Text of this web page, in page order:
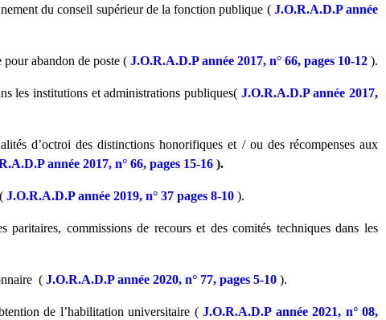
du conseil supérieur de la fonction publique ( J.O.R.A.D.P année
abandon de poste ( J.O.R.A.D.P année 2017, n° 66, pages 10-12 ).
les institutions et administrations publiques( J.O.R.A.D.P année 2017,
d’octroi des distinctions honorifiques et / ou des récompenses aux
année 2017, n° 66, pages 15-16 ).
J.O.R.A.D.P année 2019, n° 37 pages 8-10 ).
commissions de recours et des comités techniques dans les
( J.O.R.A.D.P année 2020, n° 77, pages 5-10 ).
de l’habilitation universitaire (J.O.R.A.D.P année 2021, n° 08,